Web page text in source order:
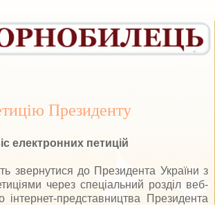
Президенту
електронних петицій
звернутися до Президента України з
через спеціальний розділ веб-
інтернет-представництва Президента